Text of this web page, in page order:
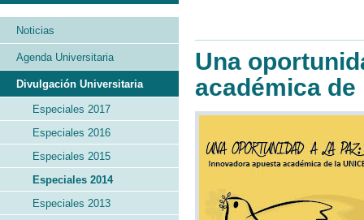
Una
académica de
Noticias
Agenda Universitaria
Divulgación Universitaria
Especiales 2017
Especiales 2016
Especiales 2015
Especiales 2014
Especiales 2013